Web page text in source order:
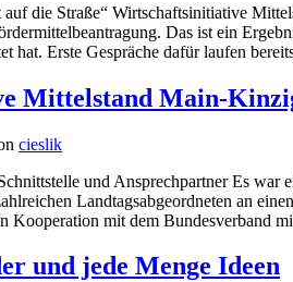
auf die Straße“ Wirtschaftsinitiative
Das ist ein
hat. Erste Gespräche dafür laufen
Mittelstand Main-
cieslik
und Ansprechpartner Es
Landtagsabgeordneten an
Kooperation mit dem Bundesverband
und jede Menge Ideen